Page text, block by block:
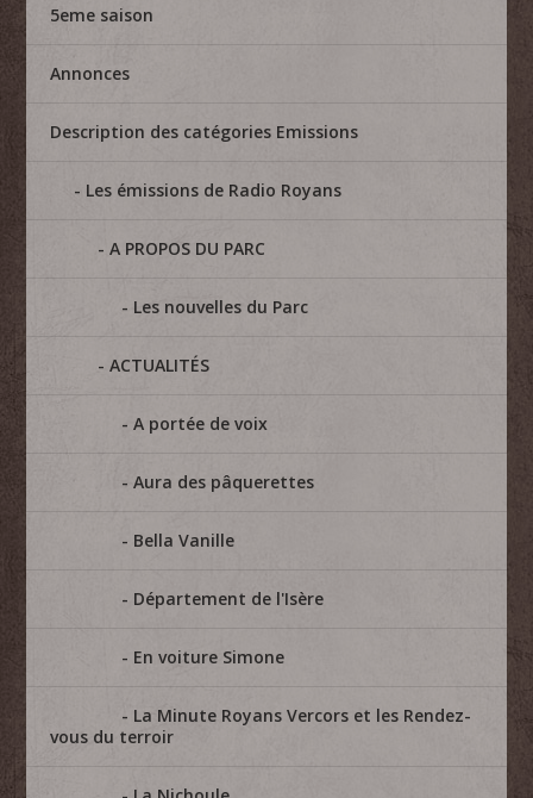
5eme saison
Annonces
Description des catégories Emissions
Les émissions de Radio Royans
A PROPOS DU PARC
Les nouvelles du Parc
ACTUALITÉS
A portée de voix
Aura des pâquerettes
Bella Vanille
Département de l'Isère
En voiture Simone
La Minute Royans Vercors et les Rendez-
vous du terroir